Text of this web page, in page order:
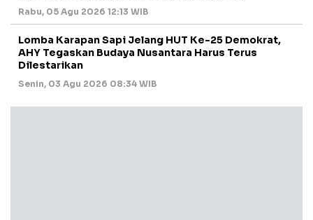
Rabu, 05 Agu 2026 12:13 WIB
Lomba Karapan Sapi Jelang HUT Ke-25 Demokrat,
AHY Tegaskan Budaya Nusantara Harus Terus
Dilestarikan
Senin, 03 Agu 2026 08:34 WIB